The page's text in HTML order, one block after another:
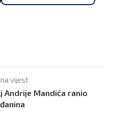
vijest
Mandića ranio